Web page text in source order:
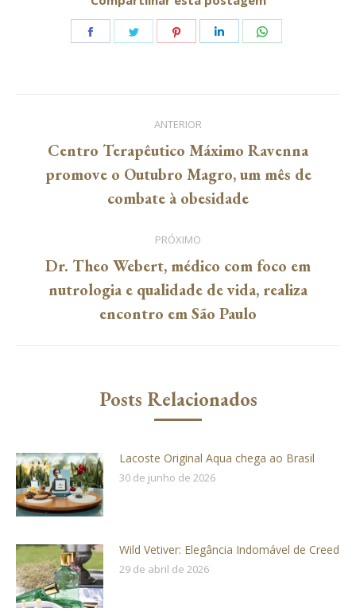
Share
Share
Share
Share
post:
ANTERIOR
Post
anterior:
Centro Terapêutico Máximo Ravenna
promove o Outubro Magro, um mês de
combate à obesidade
PRÓXIMO
Próximo
post:
Dr. Theo Webert, médico com foco em
nutrologia e qualidade de vida, realiza
encontro em São Paulo
Posts Relacionados
Lacoste Original Aqua chega ao Brasil
30 de junho de 2026
Wild Vetiver: Elegância Indomável de Creed
29 de abril de 2026